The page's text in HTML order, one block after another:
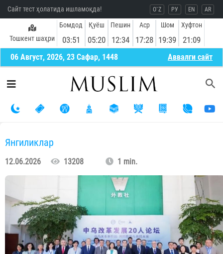
Сайт тест ҳолатида ишламоқда! O`Z РУ EN AR
Тошкент шаҳри
Бомдод
03:51
Қуёш
05:20
Пешин
12:34
Аср
17:28
Шом
19:39
Хуфтон
21:09
06 Август, 2026, 23 Сафар, 1448 Aввалги сайт
Янгиликлар
12.06.2026 13208 1 min.